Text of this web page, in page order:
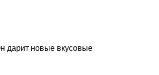
дарит новые вкусовые